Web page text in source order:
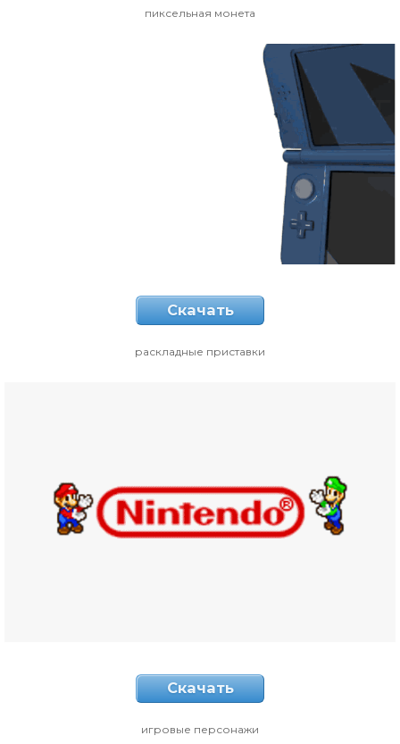
пиксельная монета
Скачать
раскладные приставки
Скачать
игровые персонажи